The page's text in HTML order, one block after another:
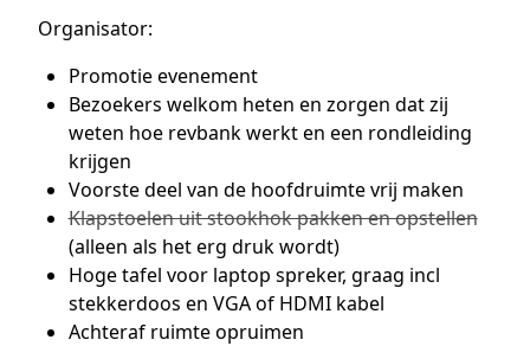
Organisator:
Promotie evenement
Bezoekers welkom heten en zorgen dat zij
weten hoe revbank werkt en een rondleiding
krijgen
Voorste deel van de hoofdruimte vrij maken
Klapstoelen uit stookhok pakken en opstellen
(alleen als het erg druk wordt)
Hoge tafel voor laptop spreker, graag incl
stekkerdoos en VGA of HDMI kabel
Achteraf ruimte opruimen